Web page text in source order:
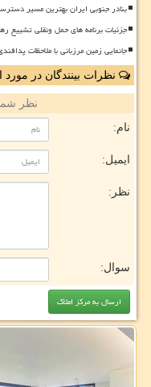
بنادر جنوبی ایران بهترین مسیر
جزئیات برنامه های حمل ونقلی تشییع
جانمایی زمین مرزبانی با ملاحظات
نظرات بینندگان در
نظر
نام:
ایمیل:
نظر:
سوال: